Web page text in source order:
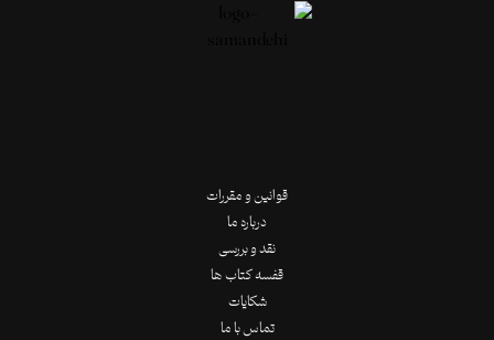
قوانین و مقررات
درباره ما
نقد و بررسی
قفسه کتاب ها
شکایات
تماس با ما